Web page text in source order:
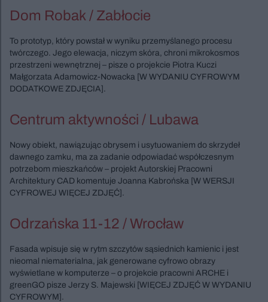
Dom Robak / Zabłocie
To prototyp, który powstał w wyniku przemyślanego procesu
twórczego. Jego elewacja, niczym skóra, chroni mikrokosmos
przestrzeni wewnętrznej – pisze o projekcie Piotra Kuczi
Małgorzata Adamowicz-Nowacka [W WYDANIU CYFROWYM
DODATKOWE ZDJĘCIA].
Centrum aktywności / Lubawa
Nowy obiekt, nawiązując obrysem i usytuowaniem do skrzydeł
dawnego zamku, ma za zadanie odpowiadać współczesnym
potrzebom mieszkańców – projekt Autorskiej Pracowni
Architektury CAD komentuje Joanna Kabrońska [W WERSJI
CYFROWEJ WIĘCEJ ZDJĘĆ].
Odrzańska 11-12 / Wrocław
Fasada wpisuje się w rytm szczytów sąsiednich kamienic i jest
nieomal niematerialna, jak generowane cyfrowo obrazy
wyświetlane w komputerze – o projekcie pracowni ARCHE i
greenGO pisze Jerzy S. Majewski [WIĘCEJ ZDJĘĆ W WYDANIU
CYFROWYM].